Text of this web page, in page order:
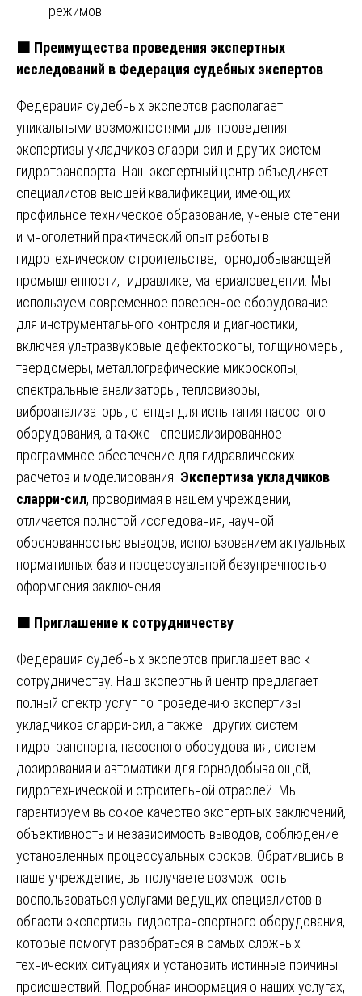
режимов.
🟧 Преимущества проведения экспертных
исследований в Федерация судебных экспертов
Федерация судебных экспертов располагает
уникальными возможностями для проведения
экспертизы укладчиков сларри-сил и других систем
гидротранспорта. Наш экспертный центр объединяет
специалистов высшей квалификации, имеющих
профильное техническое образование, ученые степени
и многолетний практический опыт работы в
гидротехническом строительстве, горнодобывающей
промышленности, гидравлике, материаловедении. Мы
используем современное поверенное оборудование
для инструментального контроля и диагностики,
включая ультразвуковые дефектоскопы, толщиномеры,
твердомеры, металлографические микроскопы,
спектральные анализаторы, тепловизоры,
виброанализаторы, стенды для испытания насосного
оборудования, а также специализированное
программное обеспечение для гидравлических
расчетов и моделирования. Экспертиза укладчиков
сларри-сил, проводимая в нашем учреждении,
отличается полнотой исследования, научной
обоснованностью выводов, использованием актуальных
нормативных баз и процессуальной безупречностью
оформления заключения.
🟧 Приглашение к сотрудничеству
Федерация судебных экспертов приглашает вас к
сотрудничеству. Наш экспертный центр предлагает
полный спектр услуг по проведению экспертизы
укладчиков сларри-сил, а также других систем
гидротранспорта, насосного оборудования, систем
дозирования и автоматики для горнодобывающей,
гидротехнической и строительной отраслей. Мы
гарантируем высокое качество экспертных заключений,
объективность и независимость выводов, соблюдение
установленных процессуальных сроков. Обратившись в
наше учреждение, вы получаете возможность
воспользоваться услугами ведущих специалистов в
области экспертизы гидротранспортного оборудования,
которые помогут разобраться в самых сложных
технических ситуациях и установить истинные причины
происшествий. Подробная информация о наших услугах,